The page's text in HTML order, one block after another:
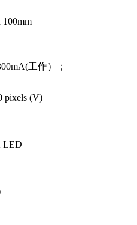
100mm
工作）；
pixels (V)
LED